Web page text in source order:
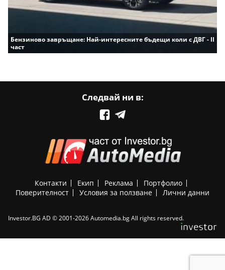
Бензиново завръщане: Най-интересните бъдещи коли с ДВГ - II
част
Следвай ни в:
Контакти Екип Реклама
Портфолио
Поверителност
Условия за ползване Лични данни
Investor.BG AD © 2001-2026 Automedia.bg All rights reserved.